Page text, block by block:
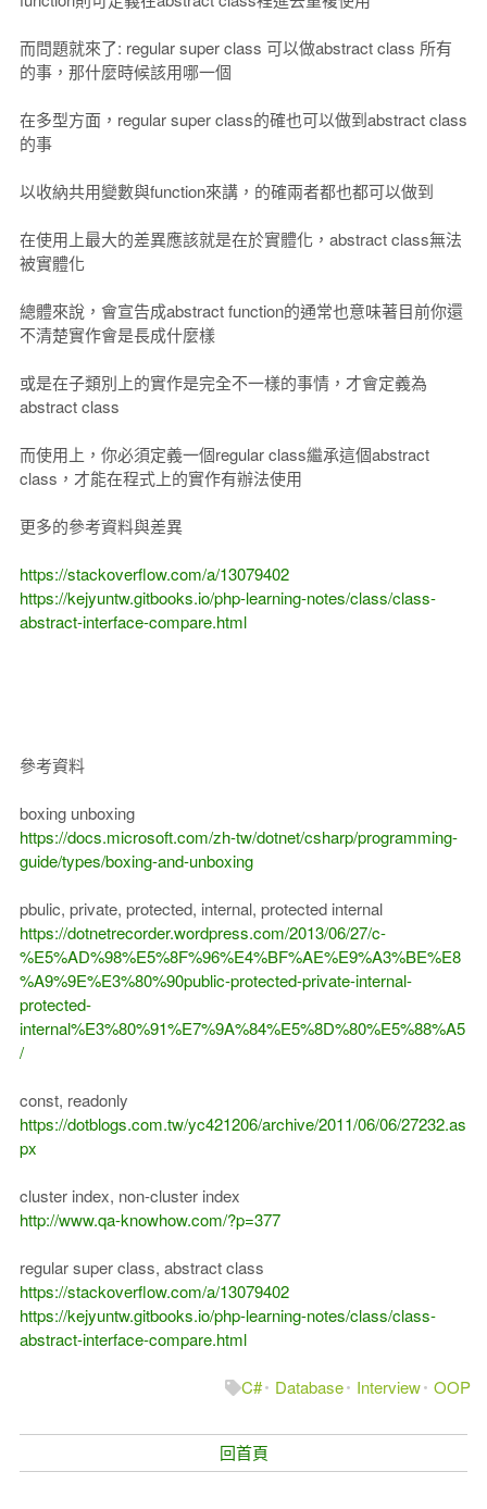
而問題就來了: regular super class 可以做abstract class 所有
的事，那什麼時候該用哪一個
在多型方面，regular super class的確也可以做到abstract class
的事
以收納共用變數與function來講，的確兩者都也都可以做到
在使用上最大的差異應該就是在於實體化，abstract class無法
被實體化
總體來說，會宣告成abstract function的通常也意味著目前你還
不清楚實作會是長成什麼樣
或是在子類別上的實作是完全不一樣的事情，才會定義為
abstract class
而使用上，你必須定義一個regular class繼承這個abstract
class，才能在程式上的實作有辦法使用
更多的參考資料與差異
https://stackoverflow.com/a/13079402
https://kejyuntw.gitbooks.io/php-learning-notes/class/class-
abstract-interface-compare.html
參考資料
boxing unboxing
https://docs.microsoft.com/zh-tw/dotnet/csharp/programming-
guide/types/boxing-and-unboxing
pbulic, private, protected, internal, protected internal
https://dotnetrecorder.wordpress.com/2013/06/27/c-
%E5%AD%98%E5%8F%96%E4%BF%AE%E9%A3%BE%E8
%A9%9E%E3%80%90public-protected-private-internal-
protected-
internal%E3%80%91%E7%9A%84%E5%8D%80%E5%88%A5
/
const, readonly
https://dotblogs.com.tw/yc421206/archive/2011/06/06/27232.as
px
cluster index, non-cluster index
http://www.qa-knowhow.com/?p=377
regular super class, abstract class
https://stackoverflow.com/a/13079402
https://kejyuntw.gitbooks.io/php-learning-notes/class/class-
abstract-interface-compare.html
C# Database Interview OOP
回首頁